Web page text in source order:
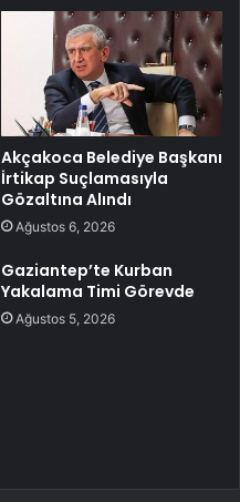
Akçakoca Belediye Başkanı
İrtikap Suçlamasıyla
Gözaltına Alındı
Ağustos 6, 2026
Gaziantep’te Kurban
Yakalama Timi Görevde
Ağustos 5, 2026